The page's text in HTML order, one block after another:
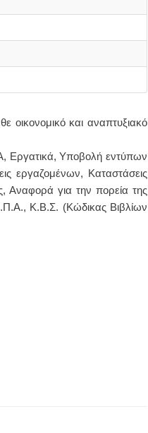
οικονομικό και αναπτυξιακό
Εργατικά, Υποβολή εντύπων
εργαζομένων, Καταστάσεις
Αναφορά για την πορεία της
Κ.Β.Σ. (Κώδικας Βιβλίων